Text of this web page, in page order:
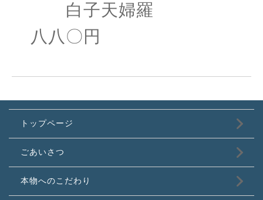
白子天婦羅
八八〇円
トップページ
ごあいさつ
本物へのこだわり